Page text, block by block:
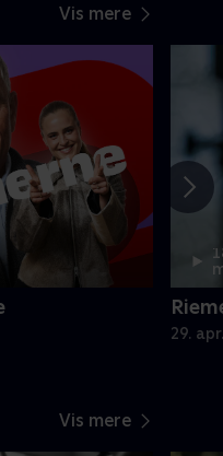
Vis mere
29.
Vis mere